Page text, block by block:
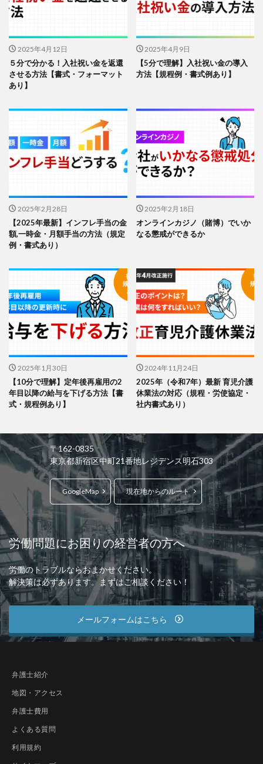
2025年4月12日
５分で分かる！入社祝い金を返還
させる方法【書式・フォーマット
あり】
2025年4月9日
【5分で理解】入社祝い金の導入
方法【規程例・書式例あり】
2025年2月28日
【2025年最新】インフレ手当の金
額,一時金・月額手当の方法（規定
例・書式あり）
2025年2月18日
オンラインカジノ（賭博）でいか
なる懲戒ができるか
2025年1月30日
【10分で理解】定年後再雇用の2
年目以降の給与を下げる方法【書
式・規程例あり】
2024年11月24日
2025年（令和7年）最新 育児介護
休業法の対応（規程・労使協定・
社内書式あり）
〒162-0835
東京都新宿区中町21番地レジデンス明石303
GoogleMap 現在地からのルート
労働問題にお困りの経営者の方へ
労働のトラブルならおまかせください。
解決策は必ずあります。まずはご相談ください！
メールフォームはこちら
弁護士紹介
地図・アクセス
弁護士費用
よくある質問
利用規約